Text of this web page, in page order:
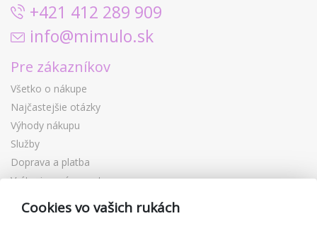
+421 412 289 909
info@mimulo.sk
Pre zákazníkov
Všetko o nákupe
Najčastejšie otázky
Výhody nákupu
Služby
Doprava a platba
Vrátenie a výmena tovaru
Reklamácia
Cookies vo vašich rukách